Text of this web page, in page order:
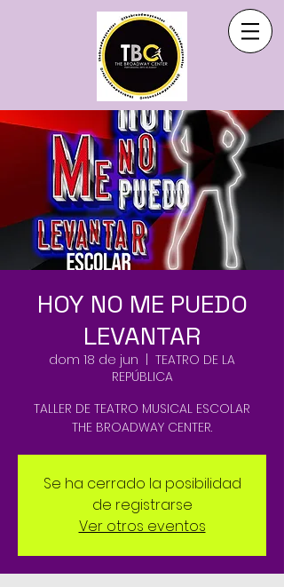
HOY NO ME PUEDO
LEVANTAR
dom 18 de jun
TEATRO DE LA
REPÚBLICA
TALLER DE TEATRO MUSICAL ESCOLAR
THE BROADWAY CENTER.
Se ha cerrado la posibilidad
de registrarse
Ver otros eventos